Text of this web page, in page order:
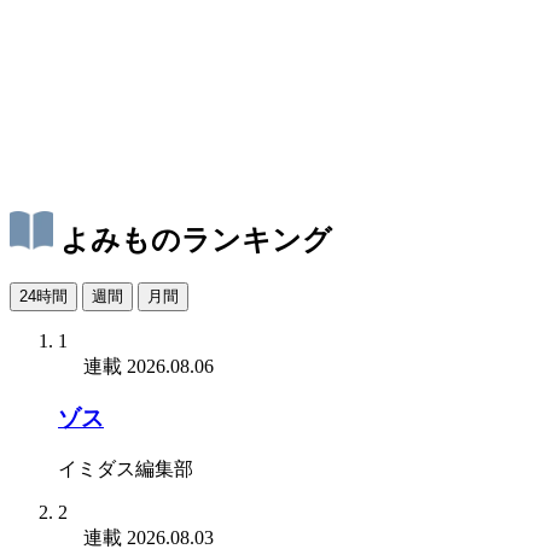
よみものランキング
24時間 週間 月間
1
連載 2026.08.06
ゾス
イミダス編集部
2
連載 2026.08.03